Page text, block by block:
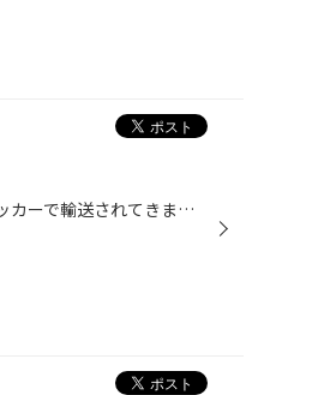
こんにちは、タイヤ館あさかです。 本日最初のお客様は、レッカーで輸送されてきました。 家から出たら、すでにタイヤがパンクしてしまっており、 自走が出来ない状態になっていたとのこと。 完全につぶれてしまっています。 今日は外出のご予定は特になかったとの事。 それだけが救いです・・・・...